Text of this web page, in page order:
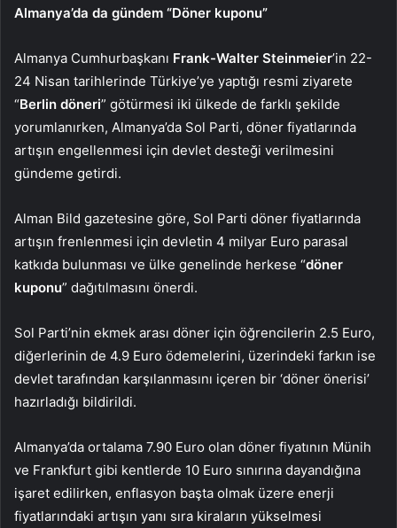
Almanya’da da gündem “Döner kuponu”
Almanya Cumhurbaşkanı Frank-Walter Steinmeier’in 22-
24 Nisan tarihlerinde Türkiye’ye yaptığı resmi ziyarete
“Berlin döneri” götürmesi iki ülkede de farklı şekilde
yorumlanırken, Almanya’da Sol Parti, döner fiyatlarında
artışın engellenmesi için devlet desteği verilmesini
gündeme getirdi.
Alman Bild gazetesine göre, Sol Parti döner fiyatlarında
artışın frenlenmesi için devletin 4 milyar Euro parasal
katkıda bulunması ve ülke genelinde herkese “döner
kuponu” dağıtılmasını önerdi.
Sol Parti’nin ekmek arası döner için öğrencilerin 2.5 Euro,
diğerlerinin de 4.9 Euro ödemelerini, üzerindeki farkın ise
devlet tarafından karşılanmasını içeren bir ‘döner önerisi’
hazırladığı bildirildi.
Almanya’da ortalama 7.90 Euro olan döner fiyatının Münih
ve Frankfurt gibi kentlerde 10 Euro sınırına dayandığına
işaret edilirken, enflasyon başta olmak üzere enerji
fiyatlarındaki artışın yanı sıra kiraların yükselmesi